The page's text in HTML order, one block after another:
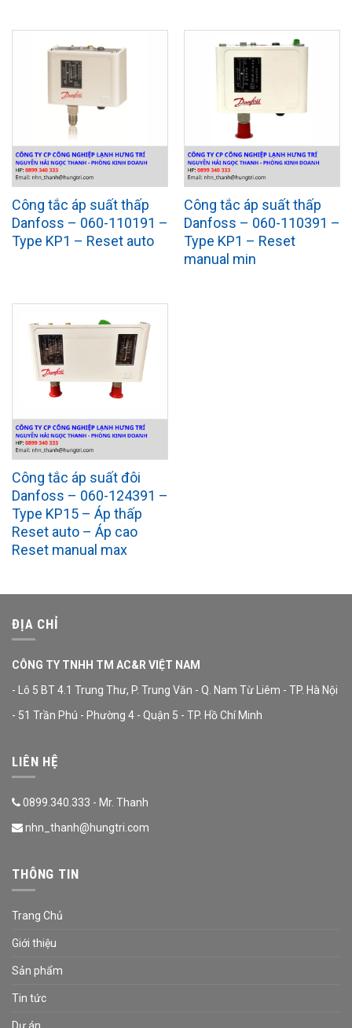
Công tắc áp suất thấp
Danfoss – 060-110191 –
Type KP1 – Reset auto
Công tắc áp suất thấp
Danfoss – 060-110391 –
Type KP1 – Reset
manual min
Công tắc áp suất đôi
Danfoss – 060-124391 –
Type KP15 – Áp thấp
Reset auto – Áp cao
Reset manual max
ĐỊA CHỈ
CÔNG TY TNHH TM AC&R VIỆT NAM
- Lô 5 BT 4.1 Trung Thư, P. Trung Văn - Q. Nam Từ Liêm - TP. Hà Nội
- 51 Trần Phú - Phường 4 - Quận 5 - TP. Hồ Chí Minh
LIÊN HỆ
0899.340.333 - Mr. Thanh
nhn_thanh@hungtri.com
THÔNG TIN
Trang Chủ
Giới thiệu
Sản phẩm
Tin tức
Dự án